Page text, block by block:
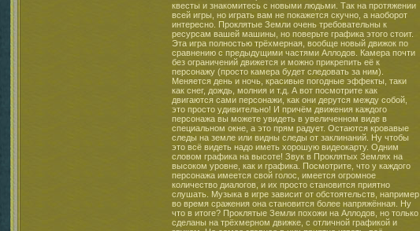
квесты и знакомитесь с новыми людьми. Так на протяжении
всей игры, но играть вам не покажется скучно, а наоборот
интересно. Проклятые Земли очень требовательны к
ресурсам вашей машины, но поверьте графика этого стоит.
Эта игра полностью трёхмерная, вообще новый движок по
сравнению с предыдущими частями Аллодов. Камера почти
без ограничений движется и можно прикрепить её к
персонажу (просто камера будет следовать за ним).
Меняется день и ночь, красивые погодные эффекты, таки
как снег, дождь, молния и т.д. А вот посмотрите как
двигаются сами персонажи, как они дерутся между собой,
это просто удивительно! И причём движения каждого
персонажа вы можете увидеть в увеличенном виде в
специальном окне, а это прям радует. Остаются кровавые
следы на земле или видны следы от заклинаний. Ну чтобы
это всё видеть надо иметь хорошую видеокарту. Одним
словом графика на высоте! Звук в Проклятых Землях на
высоком уровне, как и графика. Посмотрите, что у каждого
персонажа имеется свой голос, имеется огромное
количество диалогов, и их просто становится приятно
слушать. Музыка в игре зависит от обстоятельств, например
во время сражения она становится более напряжённая. Ну
что в итоге? Проклятые Земли похожи на Аллодов, но только
сделаны на трёхмерном движке, с отличной графикой и